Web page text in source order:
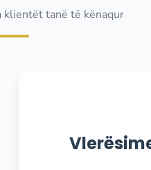
klientët tanë të kënaqur